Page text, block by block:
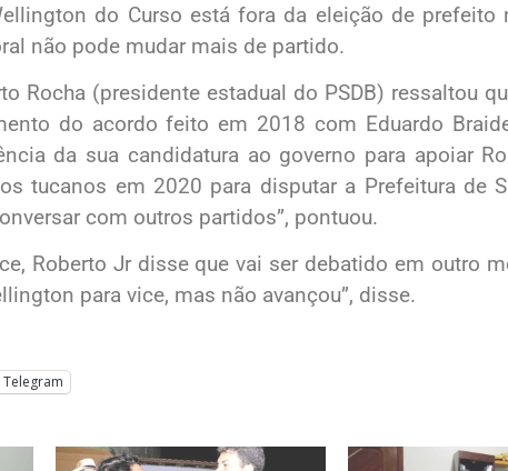
do Curso está fora da eleição de prefeito
não pode mudar mais de partido.
Rocha (presidente estadual do PSDB) ressaltou
do acordo feito em 2018 com Eduardo
da sua candidatura ao governo para apoiar
tucanos em 2020 para disputar a Prefeitura de
com outros partidos”, pontuou.
Roberto Jr disse que vai ser debatido em outro
para vice, mas não avançou”, disse.
Telegram